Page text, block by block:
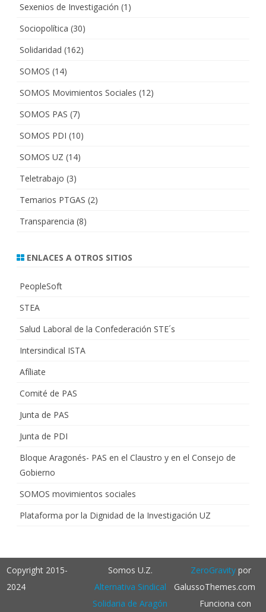
Sexenios de Investigación (1)
Sociopolítica (30)
Solidaridad (162)
SOMOS (14)
SOMOS Movimientos Sociales (12)
SOMOS PAS (7)
SOMOS PDI (10)
SOMOS UZ (14)
Teletrabajo (3)
Temarios PTGAS (2)
Transparencia (8)
ENLACES A OTROS SITIOS
PeopleSoft
STEA
Salud Laboral de la Confederación STE´s
Intersindical ISTA
Afíliate
Comité de PAS
Junta de PAS
Junta de PDI
Bloque Aragonés- PAS en el Claustro y en el Consejo de
Gobierno
SOMOS movimientos sociales
Plataforma por la Dignidad de la Investigación UZ
Copyright 2015-
2024
Somos U.Z.
Alternativa Sindical
Solidaria de Aragón
ZeroGravitypor
GalussoThemes.com
Funciona con